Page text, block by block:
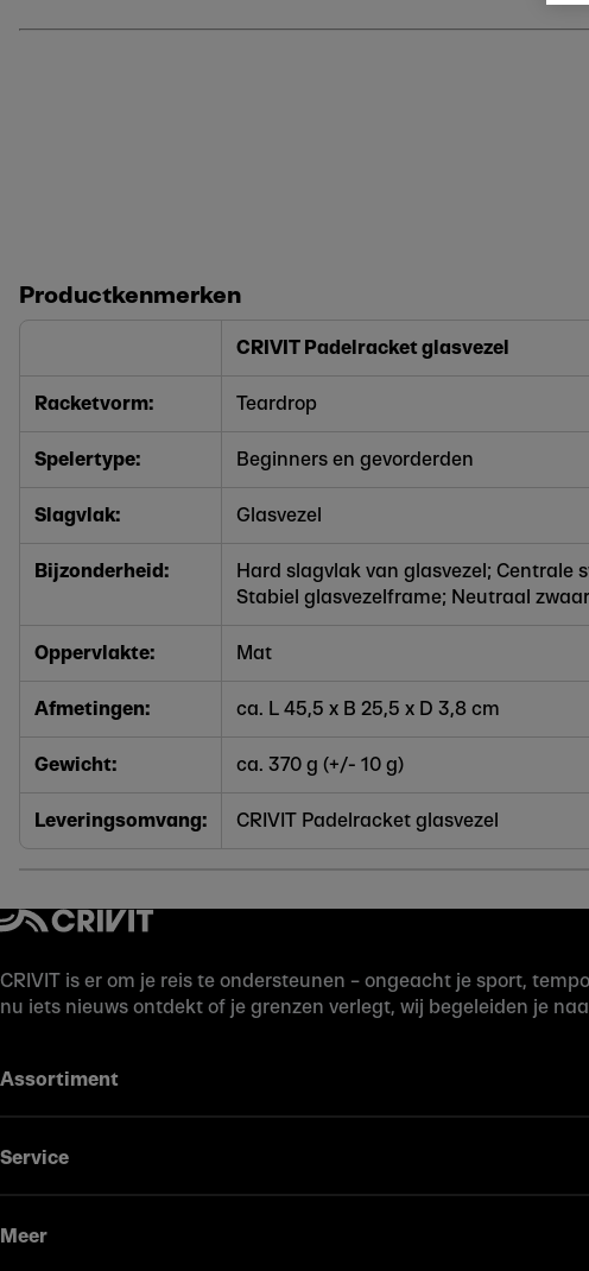
Productkenmerken
CRIVIT Padelracket glasvezel
Racketvorm: Teardrop
Spelertype: Beginners en gevorderden
Slagvlak: Glasvezel
Bijzonderheid:
Hard slagvlak van glasvezel; Centrale
Stabiel glasvezelframe; Neutraal
Oppervlakte: Mat
Afmetingen: ca. L 45,5 x B 25,5 x D 3,8 cm
Gewicht: ca. 370 g (+/- 10 g)
Leveringsomvang: CRIVIT Padelracket glasvezel
CRIVIT is er om je reis te ondersteunen – ongeacht je sport,
nu iets nieuws ontdekt of je grenzen verlegt, wij begeleiden je
Assortiment
Service
Meer